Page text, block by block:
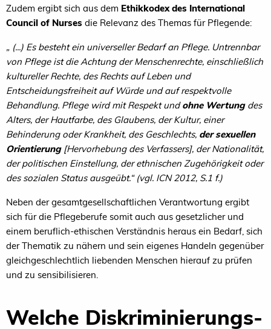
Zudem ergibt sich aus dem Ethikkodex des International
Council of Nurses die Relevanz des Themas für Pflegende:
„ (...) Es besteht ein universeller Bedarf an Pflege. Untrennbar
von Pflege ist die Achtung der Menschenrechte, einschließlich
kultureller Rechte, des Rechts auf Leben und
Entscheidungsfreiheit auf Würde und auf respektvolle
Behandlung. Pflege wird mit Respekt undohne Wertungdes
Alters, der Hautfarbe, des Glaubens, der Kultur, einer
Behinderung oder Krankheit, des Geschlechts, der sexuellen
Orientierung[Hervorhebung des Verfassers], der Nationalität,
der politischen Einstellung, der ethnischen Zugehörigkeit oder
des sozialen Status ausgeübt.“ (vgl. ICN 2012, S.1 f.)
Neben der gesamtgesellschaftlichen Verantwortung ergibt
sich für die Pflegeberufe somit auch aus gesetzlicher und
einem beruflich-ethischen Verständnis heraus ein Bedarf, sich
der Thematik zu nähern und sein eigenes Handeln gegenüber
gleichgeschlechtlich liebenden Menschen hierauf zu prüfen
und zu sensibilisieren.
Welche Diskriminierungs-